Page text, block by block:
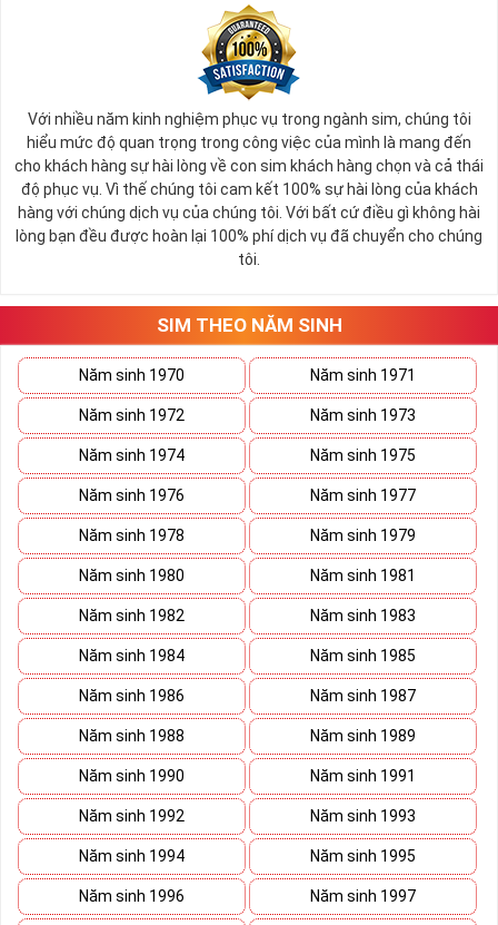
Với nhiều năm kinh nghiệm phục vụ trong ngành sim, chúng tôi
hiểu mức độ quan trọng trong công việc của mình là mang đến
cho khách hàng sự hài lòng về con sim khách hàng chọn và cả thái
độ phục vụ. Vì thế chúng tôi cam kết 100% sự hài lòng của khách
hàng với chúng dịch vụ của chúng tôi. Với bất cứ điều gì không hài
lòng bạn đều được hoàn lại 100% phí dịch vụ đã chuyển cho chúng
tôi.
SIM THEO NĂM SINH
Năm sinh 1970 Năm sinh 1971
Năm sinh 1972 Năm sinh 1973
Năm sinh 1974 Năm sinh 1975
Năm sinh 1976 Năm sinh 1977
Năm sinh 1978 Năm sinh 1979
Năm sinh 1980 Năm sinh 1981
Năm sinh 1982 Năm sinh 1983
Năm sinh 1984 Năm sinh 1985
Năm sinh 1986 Năm sinh 1987
Năm sinh 1988 Năm sinh 1989
Năm sinh 1990 Năm sinh 1991
Năm sinh 1992 Năm sinh 1993
Năm sinh 1994 Năm sinh 1995
Năm sinh 1996 Năm sinh 1997